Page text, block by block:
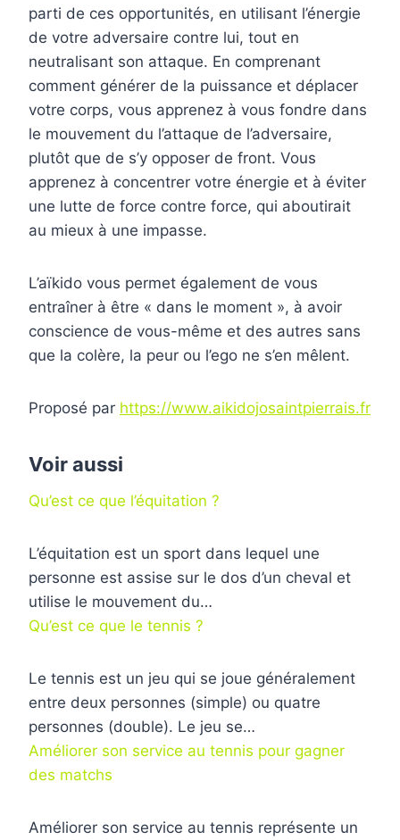
parti de ces opportunités, en utilisant l’énergie
de votre adversaire contre lui, tout en
neutralisant son attaque. En comprenant
comment générer de la puissance et déplacer
votre corps, vous apprenez à vous fondre dans
le mouvement du l’attaque de l’adversaire,
plutôt que de s’y opposer de front. Vous
apprenez à concentrer votre énergie et à éviter
une lutte de force contre force, qui aboutirait
au mieux à une impasse.
L’aïkido vous permet également de vous
entraîner à être « dans le moment », à avoir
conscience de vous-même et des autres sans
que la colère, la peur ou l’ego ne s’en mêlent.
Proposé par https://www.aikidojosaintpierrais.fr
Voir aussi
Qu’est ce que l’équitation ?
L’équitation est un sport dans lequel une
personne est assise sur le dos d’un cheval et
utilise le mouvement du…
Qu’est ce que le tennis ?
Le tennis est un jeu qui se joue généralement
entre deux personnes (simple) ou quatre
personnes (double). Le jeu se…
Améliorer son service au tennis pour gagner
des matchs
Améliorer son service au tennis représente un